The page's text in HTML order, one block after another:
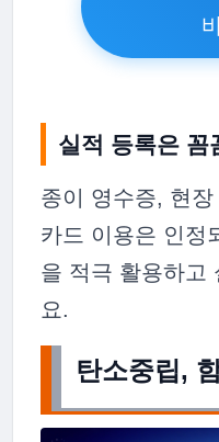
실적 등록은 꼼
종이 영수증, 현
카드 이용은 인정
을 적극 활용하고
요.
탄소중립,